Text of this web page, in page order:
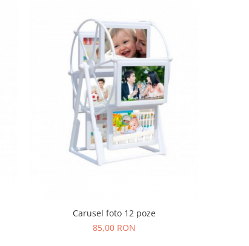
Carusel foto 12 poze
85,00 RON